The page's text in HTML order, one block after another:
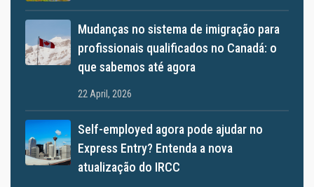
Mudanças no sistema de imigração para
profissionais qualificados no Canadá: o
que sabemos até agora
22 April, 2026
Self-employed agora pode ajudar no
Express Entry? Entenda a nova
atualização do IRCC